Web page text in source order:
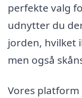
perfekte valg
udnytter du
jorden, hvilket
men også
Vores